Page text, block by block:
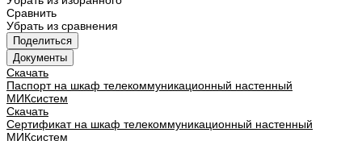
Сравнить
Убрать из сравнения
Поделиться
Документы
Скачать
Паспорт на шкаф телекоммуникационный настенный
МИКсистем
Скачать
Сертификат на шкаф телекоммуникационный настенный
МИКсистем